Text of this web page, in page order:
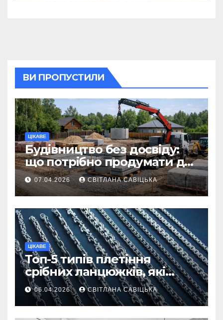
ВИ ПРОПУСТИЛИ
ЦІКАВЕ
Будівництво без досвіду:
що потрібно продумати до
першої доставки на
ділянку
07.04.2026 СВІТЛАНА САВІЦЬКА
ЦІКАВЕ
Топ-5 типів плетіння
срібних ланцюжків, які
вважаються
найнадійнішими
06.04.2026 СВІТЛАНА САВІЦЬКА